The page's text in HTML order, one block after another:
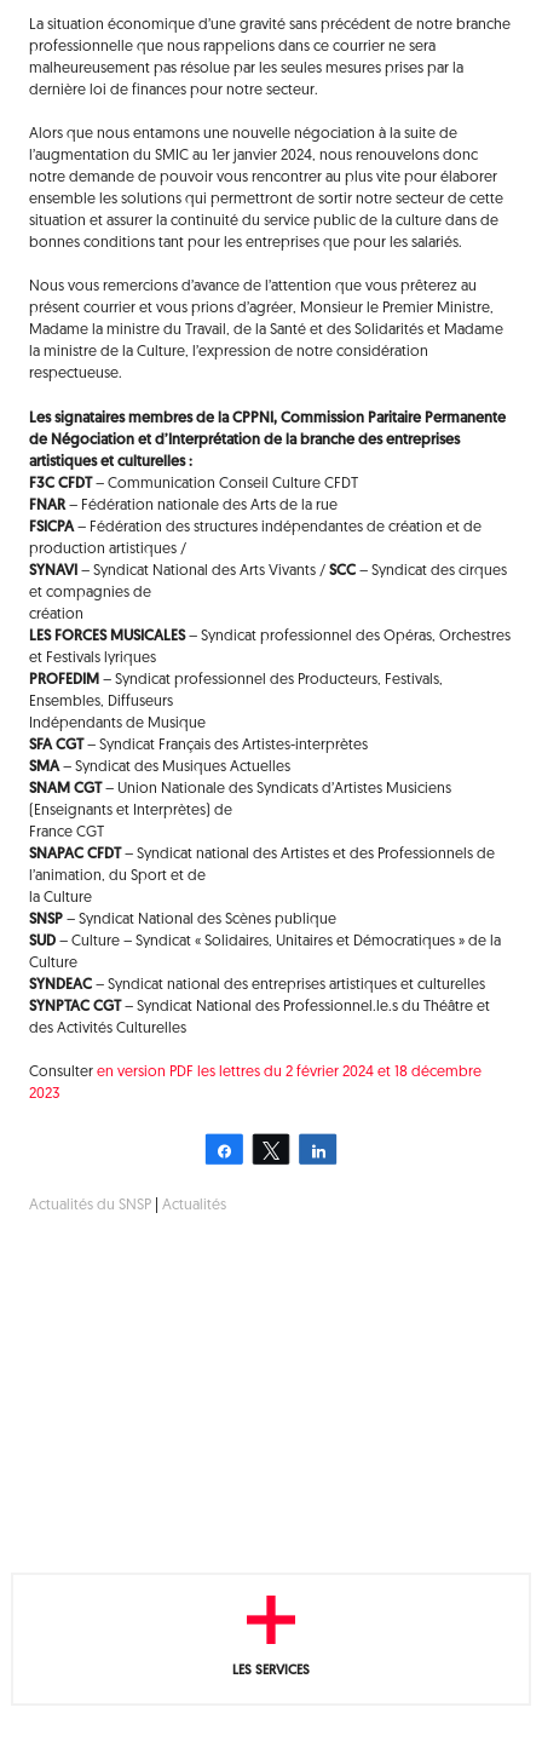
La situation économique d’une gravité sans précédent de notre branche
professionnelle que nous rappelions dans ce courrier ne sera
malheureusement pas résolue par les seules mesures prises par la
dernière loi de finances pour notre secteur.
Alors que nous entamons une nouvelle négociation à la suite de
l’augmentation du SMIC au 1er janvier 2024, nous renouvelons donc
notre demande de pouvoir vous rencontrer au plus vite pour élaborer
ensemble les solutions qui permettront de sortir notre secteur de cette
situation et assurer la continuité du service public de la culture dans de
bonnes conditions tant pour les entreprises que pour les salariés.
Nous vous remercions d’avance de l’attention que vous prêterez au
présent courrier et vous prions d’agréer, Monsieur le Premier Ministre,
Madame la ministre du Travail, de la Santé et des Solidarités et Madame
la ministre de la Culture, l’expression de notre considération
respectueuse.
Les signataires membres de la CPPNI, Commission Paritaire Permanente
de Négociation et d’Interprétation de la branche des entreprises
artistiques et culturelles :
F3C CFDT– Communication Conseil Culture CFDT
FNAR– Fédération nationale des Arts de la rue
FSICPA– Fédération des structures indépendantes de création et de
production artistiques /
SYNAVI – Syndicat National des Arts Vivants / SCC– Syndicat des cirques
et compagnies de
création
LES FORCES MUSICALES– Syndicat professionnel des Opéras, Orchestres
et Festivals lyriques
PROFEDIM – Syndicat professionnel des Producteurs, Festivals,
Ensembles, Diffuseurs
Indépendants de Musique
SFA CGT– Syndicat Français des Artistes-interprètes
SMA– Syndicat des Musiques Actuelles
SNAM CGT– Union Nationale des Syndicats d’Artistes Musiciens
(Enseignants et Interprètes) de
France CGT
SNAPAC CFDT– Syndicat national des Artistes et des Professionnels de
l’animation, du Sport et de
la Culture
SNSP– Syndicat National des Scènes publique
SUD– Culture – Syndicat « Solidaires, Unitaires et Démocratiques » de la
Culture
SYNDEAC– Syndicat national des entreprises artistiques et culturelles
SYNPTAC CGT– Syndicat National des Professionnel.le.s du Théâtre et
des Activités Culturelles
Consulter en version PDF les lettres du 2 février 2024 et 18 décembre
2023
Partagez Tweetez
Actualités du SNSP| Actualités
LES SERVICES